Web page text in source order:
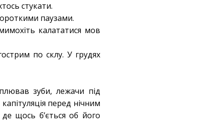
стукати.
паузами.
калататися мов
по склу. У грудях
зуби, лежачи під
перед нічним
щось б’ється об його